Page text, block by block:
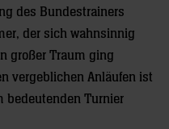
des Bundestrainers
der sich wahnsinnig
großer Traum ging
vergeblichen Anläufen ist
bedeutenden Turnier